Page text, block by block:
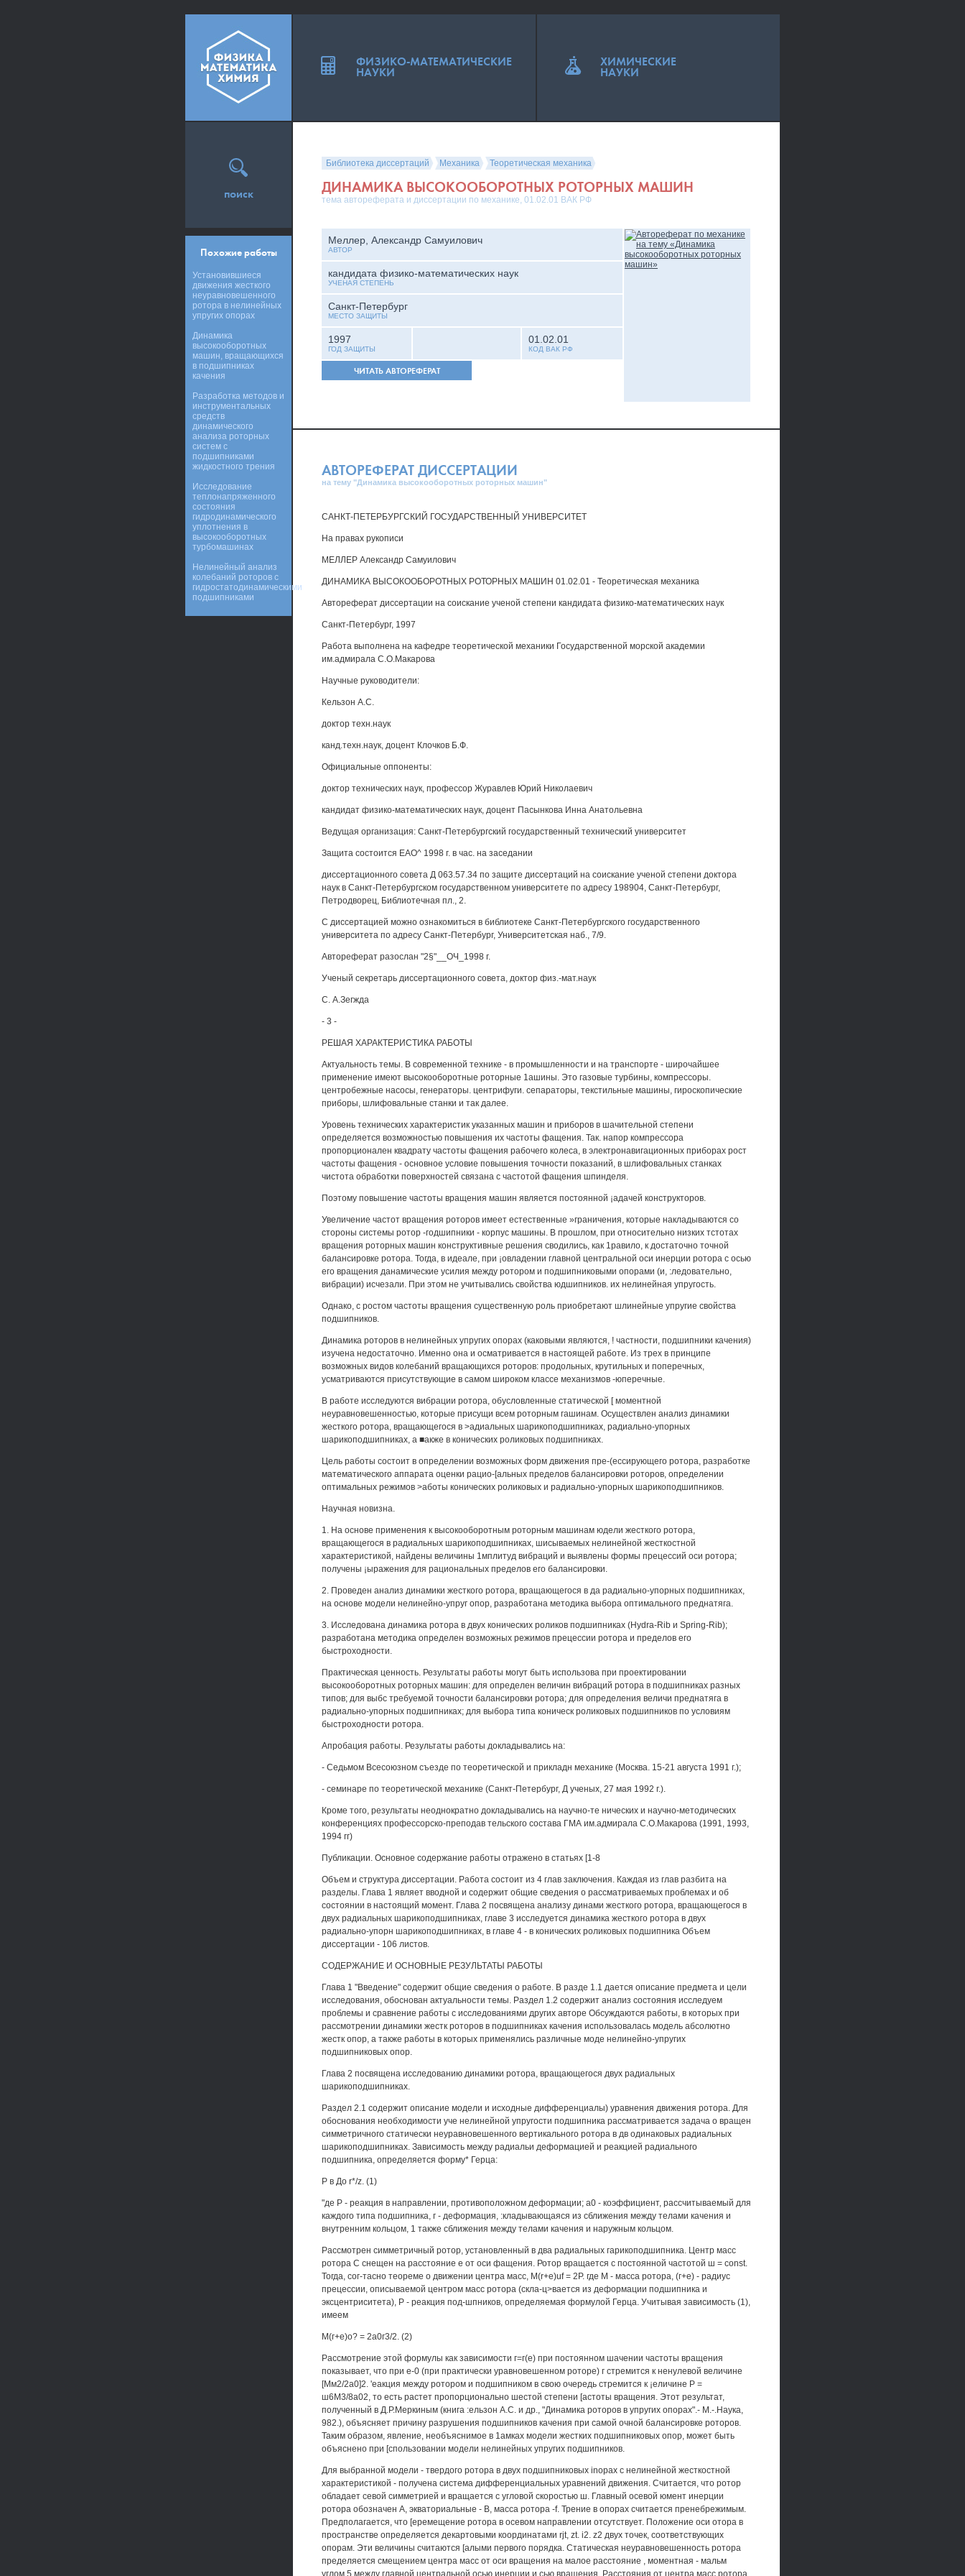
Библиотека диссертаций Механика Теоретическая механика
ДИНАМИКА ВЫСОКООБОРОТНЫХ РОТОРНЫХ МАШИН
тема автореферата и диссертации по механике, 01.02.01 ВАК РФ
Меллер, Александр Самуилович
АВТОР
кандидата физико-математических наук
УЧЕНАЯ СТЕПЕНЬ
Санкт-Петербург
МЕСТО ЗАЩИТЫ
1997
ГОД ЗАЩИТЫ
01.02.01
КОД ВАК РФ
ЧИТАТЬ АВТОРЕФЕРАТ
АВТОРЕФЕРАТ ДИССЕРТАЦИИ
на тему "Динамика высокооборотных роторных машин"
САНКТ-ПЕТЕРБУРГСКИЙ ГОСУДАРСТВЕННЫЙ УНИВЕРСИТЕТ
На правах рукописи
МЕЛЛЕР Александр Самуилович
ДИНАМИКА ВЫСОКООБОРОТНЫХ РОТОРНЫХ МАШИН 01.02.01 - Теоретическая механика
Автореферат диссертации на соискание ученой степени кандидата физико-математических наук
Санкт-Петербург, 1997
Работа выполнена на кафедре теоретической механики Государственной морской академии
им.адмирала С.О.Макарова
Научные руководители:
Кельзон А.С.
доктор техн.наук
канд.техн.наук, доцент Клочков Б.Ф.
Официальные оппоненты:
доктор технических наук, профессор Журавлев Юрий Николаевич
кандидат физико-математических наук, доцент Пасынкова Инна Анатольевна
Ведущая организация: Санкт-Петербургский государственный технический университет
Защита состоится ЕАО^ 1998 г. в час. на заседании
диссертационного совета Д 063.57.34 по защите диссертаций на соискание ученой степени доктора
наук в Санкт-Петербургском государственном университете по адресу 198904, Санкт-Петербург,
Петродворец, Библиотечная пл., 2.
С диссертацией можно ознакомиться в библиотеке Санкт-Петербургского государственного
университета по адресу Санкт-Петербург, Университетская наб., 7/9.
Автореферат разослан "2§"__ОЧ_1998 г.
Ученый секретарь диссертационного совета, доктор физ.-мат.наук
С. А.Зегжда
- 3 -
РЕШАЯ ХАРАКТЕРИСТИКА РАБОТЫ
Актуальность темы. В современной технике - в промышленности и на транспорте - широчайшее
применение имеют высокооборотные роторные 1ашины. Это газовые турбины, компрессоры.
центробежные насосы, генераторы. центрифуги. сепараторы, текстильные машины, гироскопические
приборы, шлифовальные станки и так далее.
Уровень технических характеристик указанных машин и приборов в шачительной степени
определяется возможностью повышения их частоты фащения. Так. напор компрессора
пропорционален квадрату частоты фащения рабочего колеса, в электронавигационных приборах рост
частоты фащения - основное условие повышения точности показаний, в шлифовальных станках
чистота обработки поверхностей связана с частотой фащения шпинделя.
Поэтому повышение частоты вращения машин является постоянной ¡адачей конструкторов.
Увеличение частот вращения роторов имеет естественные »граничения, которые накладываются со
стороны системы ротор -годшипники - корпус машины. В прошлом, при относительно низких тстотах
вращения роторных машин конструктивные решения сводились, как 1равило, к достаточно точной
балансировке ротора. Тогда, в идеале, при ¡овладении главной центральной оси инерции ротора с осью
его вращения данамические усилия между ротором и подшипниковыми опорами (и, :ледовательно,
вибрации) исчезали. При этом не учитывались свойства юдшипников. их нелинейная упругость.
Однако, с ростом частоты вращения существенную роль приобретают шлинейные упругие свойства
подшипников.
Динамика роторов в нелинейных упругих опорах (каковыми являются, ! частности, подшипники качения)
изучена недостаточно. Именно она и осматривается в настоящей работе. Из трех в принципе
возможных видов колебаний вращающихся роторов: продольных, крутильных и поперечных,
усматриваются присутствующие в самом широком классе механизмов -юперечные.
В работе исследуются вибрации ротора, обусловленные статической [ моментной
неуравновешенностью, которые присущи всем роторным гашинам. Осуществлен анализ динамики
жесткого ротора, вращающегося в >адиальных шарикоподшипниках, радиально-упорных
шарикоподшипниках, а ■акже в конических роликовых подшипниках.
Цель работы состоит в определении возможных форм движения пре-(ессирующего ротора, разработке
математического аппарата оценки рацио-[альных пределов балансировки роторов, определении
оптимальных режимов >аботы конических роликовых и радиально-упорных шарикоподшипников.
Научная новизна.
1. На основе применения к высокооборотным роторным машинам юдели жесткого ротора,
вращающегося в радиальных шарикоподшипниках, шисываемых нелинейной жесткостной
характеристикой, найдены величины 1мплитуд вибраций и выявлены формы прецессий оси ротора;
получены ¡ыражения для рациональных пределов его балансировки.
2. Проведен анализ динамики жесткого ротора, вращающегося в да радиально-упорных подшипниках,
на основе модели нелинейно-упруг опор, разработана методика выбора оптимального преднатяга.
3. Исследована динамика ротора в двух конических роликов подшипниках (Hydra-Rib и Spring-Rib);
разработана методика определен возможных режимов прецессии ротора и пределов его
быстроходности.
Практическая ценность. Результаты работы могут быть использова при проектировании
высокооборотных роторных машин: для определен величин вибраций ротора в подшипниках разных
типов; для выбс требуемой точности балансировки ротора; для определения величи преднатяга в
радиально-упорных подшипниках; для выбора типа коническ роликовых подшипников по условиям
быстроходности ротора.
Апробация работы. Результаты работы докладывались на:
- Седьмом Всесоюзном съезде по теоретической и прикладн механике (Москва. 15-21 августа 1991 г.);
- семинаре по теоретической механике (Санкт-Петербург, Д ученых, 27 мая 1992 г.).
Кроме того, результаты неоднократно докладывались на научно-те нических и научно-методических
конференциях профессорско-преподав тельского состава ГМА им.адмирала С.О.Макарова (1991, 1993,
1994 гг)
Публикации. Основное содержание работы отражено в статьях [1-8
Объем и структура диссертации. Работа состоит из 4 глав заключения. Каждая из глав разбита на
разделы. Глава 1 являет вводной и содержит общие сведения о рассматриваемых проблемах и об
состоянии в настоящий момент. Глава 2 посвящена анализу динами жесткого ротора, вращающегося в
двух радиальных шарикоподшипниках, главе 3 исследуется динамика жесткого ротора в двух
радиально-упорн шарикоподшипниках, в главе 4 - в конических роликовых подшипника Объем
диссертации - 106 листов.
СОДЕРЖАНИЕ И ОСНОВНЫЕ РЕЗУЛЬТАТЫ РАБОТЫ
Глава 1 "Введение" содержит общие сведения о работе. В разде 1.1 дается описание предмета и цели
исследования, обоснован актуальности темы. Раздел 1.2 содержит анализ состояния исследуем
проблемы и сравнение работы с исследованиями других авторе Обсуждаются работы, в которых при
рассмотрении динамики жестк роторов в подшипниках качения использовалась модель абсолютно
жестк опор, а также работы в которых применялись различные моде нелинейно-упругих
подшипниковых опор.
Глава 2 посвящена исследованию динамики ротора, вращающегося двух радиальных
шарикоподшипниках.
Раздел 2.1 содержит описание модели и исходные дифференциалы) уравнения движения ротора. Для
обоснования необходимости уче нелинейной упругости подшипника рассматривается задача о вращен
симметричного статически неуравновешенного вертикального ротора в дв одинаковых радиальных
шарикоподшипниках. Зависимость между радиальи деформацией и реакцией радиального
подшипника, определяется форму* Герца:
Р в До r*/z. (1)
"де Р - реакция в направлении, противоположном деформации; а0 - коэффициент, рассчитываемый для
каждого типа подшипника, г - деформация, :кладывающаяся из сближения между телами качения и
внутренним кольцом, 1 также сближения между телами качения и наружным кольцом.
Рассмотрен симметричный ротор, установленный в два радиальных гарикоподшипника. Центр масс
ротора С снещен на расстояние е от оси фащения. Ротор вращается с постоянной частотой ш = const.
Тогда, сог-тасно теореме о движении центра масс, M(r+e)uf = 2Р. где М - масса ротора, (г+е) - радиус
прецессии, описываемой центром масс ротора (скла-ц>вается из деформации подшипника и
эксцентриситета), Р - реакция под-шпников, определяемая формулой Герца. Учитывая зависимость (1),
имеем
М(г+е)о? = 2а0г3/2. (2)
Рассмотрение этой формулы как зависимости г=г(е) при постоянном шачении частоты вращения
показывает, что при е-0 (при практически уравновешенном роторе) г стремится к ненулевой величине
[Мм2/2а0]2. 'еакция между ротором и подшипником в свою очередь стремится к ¡еличине Р =
ш6М3/8а02, то есть растет пропорционально шестой степени [астоты вращения. Этот результат,
полученный в Д.Р.Меркиным (книга :ельзон A.C. и др., "Динамика роторов в упругих опорах".- М.-.Наука,
982.), объясняет причину разрушения подшипников качения при самой очной балансировке роторов.
Таким образом, явление, необъяснимое в 1амках модели жестких подшипниковых опор, может быть
объяснено при [спользовании модели нелинейных упругих подшипников.
Для выбранной модели - твердого ротора в двух подшипниковых inopax с нелинейной жесткостной
характеристикой - получена система дифференциальных уравнений движения. Считается, что ротор
обладает севой симметрией и вращается с угловой скоростью ш. Главный осевой юмент инерции
ротора обозначен А, экваториальные - В, масса ротора -f. Трение в опорах считается пренебрежимым.
Предполагается, что [еремещение ротора в осевом направлении отсутствует. Положение оси отора в
пространстве определяется декартовыми координатами rjt, zt. i2. z2 двух точек, соответствующих
опорам. Эти величины считаются [алыми первого порядка. Статическая неуравновешенность ротора
пределяется смещением центра масс от оси вращения на малое расстояние , моментная - мальм
углом 5 между главной центральной осью инерции и сью вращения. Расстояния от центра масс ротора
поиск
Похожие работы
Установившиеся
движения жесткого
неуравновешенного
ротора в нелинейных
упругих опорах
Динамика
высокооборотных
машин, вращающихся
в подшипниках
качения
Разработка методов и
инструментальных
средств
динамического
анализа роторных
систем с
подшипниками
жидкостного трения
Исследование
теплонапряженного
состояния
гидродинамического
уплотнения в
высокооборотных
турбомашинах
Нелинейный анализ
колебаний роторов с
гидростатодинамическими
подшипниками
ФИЗИКО-МАТЕМАТИЧЕСКИЕ
НАУКИ
ХИМИЧЕСКИЕ
НАУКИ